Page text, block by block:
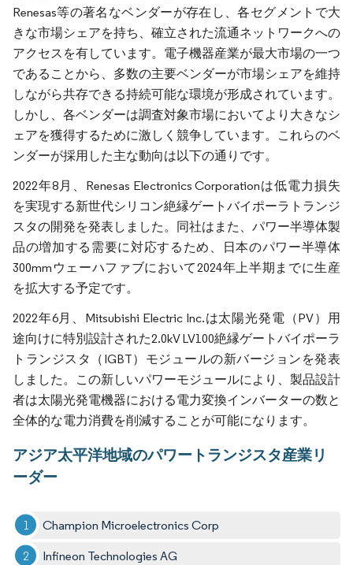
Renesas等の著名なベンダーが存在し、各セグメントで大
きな市場シェアを持ち、確立された流通ネットワークへの
アクセスを有しています。電子機器産業が最大市場の一つ
であることから、多数の主要ベンダーが市場シェアを維持
しながら共存できる持続可能な環境が形成されています。
しかし、各ベンダーは調査対象市場においてより大きなシ
ェアを獲得するために激しく競争しています。これらのベ
ンダーが採用した主な動向は以下の通りです。
2022年8月、Renesas Electronics Corporationは低電力損失
を実現する新世代シリコン絶縁ゲートバイポーラトランジ
スタの開発を発表しました。同社はまた、パワー半導体製
品の増加する需要に対応するため、日本のパワー半導体
300mmウェーハファブにおいて2024年上半期までに生産
を拡大する予定です。
2022年6月、Mitsubishi Electric Inc.は太陽光発電（PV）用
途向けに特別設計された2.0kV LV100絶縁ゲートバイポーラ
トランジスタ（IGBT）モジュールの新バージョンを発表
しました。この新しいパワーモジュールにより、製品設計
者は太陽光発電機器における電力変換インバーターの数と
全体的な電力消費を削減することが可能になります。
アジア太平洋地域のパワートランジスタ産業リ
ーダー
Champion Microelectronics Corp
Infineon Technologies AG